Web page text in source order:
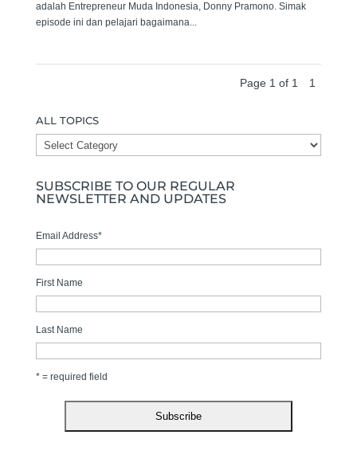
adalah Entrepreneur Muda Indonesia, Donny Pramono. Simak
episode ini dan pelajari bagaimana...
Page 1 of 1 1
ALL TOPICS
ALL
TOPICS
SUBSCRIBE TO OUR REGULAR
NEWSLETTER AND UPDATES
Email Address*
First Name
Last Name
* = required field